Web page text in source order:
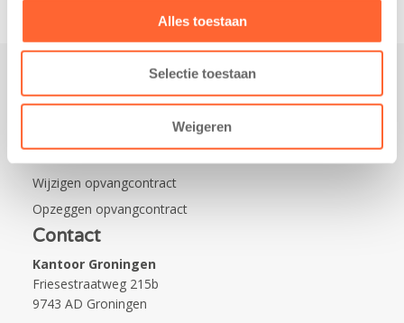
Alles toestaan
Selectie toestaan
Weigeren
Praktisch
Wijzigen opvangcontract
Opzeggen opvangcontract
Contact
Kantoor Groningen
Friesestraatweg 215b
9743 AD Groningen